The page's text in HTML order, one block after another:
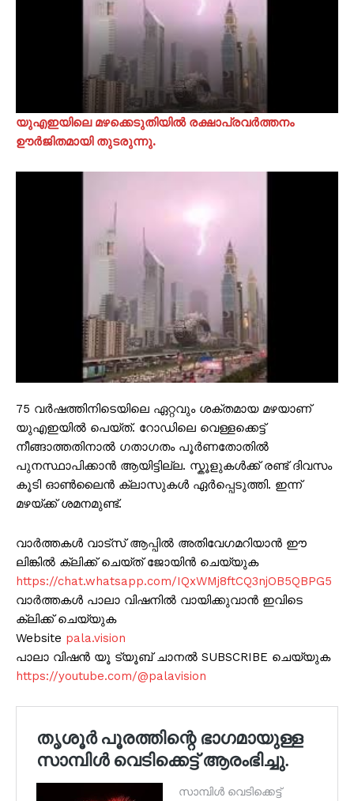
യുഎഇയിലെ മഴക്കെടുതിയിൽ രക്ഷാപ്രവർത്തനം
ഊർജിതമായി തുടരുന്നു.
75 വർഷത്തിനിടെയിലെ ഏറ്റവും ശക്തമായ മഴയാണ്
യുഎഇയിൽ പെയ്‌ത്. റോഡിലെ വെള്ളക്കെട്ട്
നീങ്ങാത്തതിനാൽ ഗതാഗതം പൂർണതോതിൽ
പുനസ്ഥാപിക്കാൻ ആയിട്ടില്ല. സ്കൂളുകൾക്ക് രണ്ട് ദിവസം
കൂടി ഓൺലൈൻ ക്ലാസുകൾ ഏർപ്പെടുത്തി. ഇന്ന്
മഴയ്ക്ക് ശമനമുണ്ട്.
വാർത്തകൾ വാട്സ് ആപ്പിൽ അതിവേഗമറിയാൻ ഈ
ലിങ്കിൽ ക്ലിക്ക് ചെയ്ത് ജോയിൻ ചെയ്യുക
https://chat.whatsapp.com/IQxWMj8ftCQ3njOB5QBPG5
വാർത്തകൾ പാലാ വിഷനിൽ വായിക്കുവാൻ ഇവിടെ
ക്ലിക്ക് ചെയ്യുക
Website pala.vision
പാലാ വിഷൻ യൂ ട്യൂബ് ചാനൽ SUBSCRIBE ചെയ്യുക
https://youtube.com/@palavision